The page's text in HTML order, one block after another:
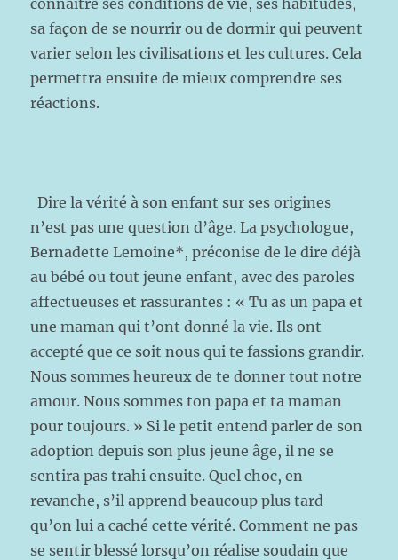
connaître ses conditions de vie, ses habitudes,
sa façon de se nourrir ou de dormir qui peuvent
varier selon les civilisations et les cultures. Cela
permettra ensuite de mieux comprendre ses
réactions.
Dire la vérité à son enfant sur ses origines
n’est pas une question d’âge. La psychologue,
Bernadette Lemoine*, préconise de le dire déjà
au bébé ou tout jeune enfant, avec des paroles
affectueuses et rassurantes : « Tu as un papa et
une maman qui t’ont donné la vie. Ils ont
accepté que ce soit nous qui te fassions grandir.
Nous sommes heureux de te donner tout notre
amour. Nous sommes ton papa et ta maman
pour toujours. » Si le petit entend parler de son
adoption depuis son plus jeune âge, il ne se
sentira pas trahi ensuite. Quel choc, en
revanche, s’il apprend beaucoup plus tard
qu’on lui a caché cette vérité. Comment ne pas
se sentir blessé lorsqu’on réalise soudain que